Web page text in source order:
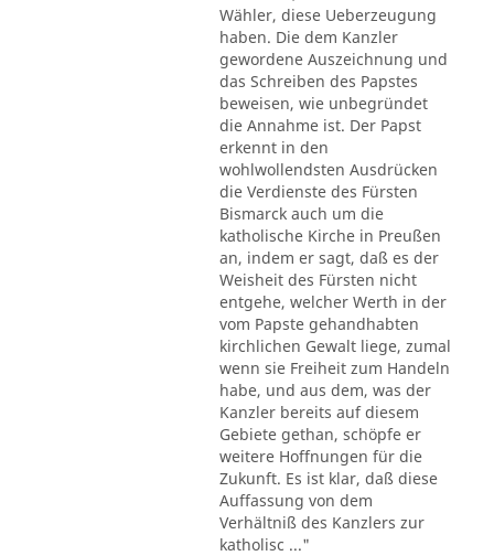
Wähler, diese Ueberzeugung
haben. Die dem Kanzler
gewordene Auszeichnung und
das Schreiben des Papstes
beweisen, wie unbegründet
die Annahme ist. Der Papst
erkennt in den
wohlwollendsten Ausdrücken
die Verdienste des Fürsten
Bismarck auch um die
katholische Kirche in Preußen
an, indem er sagt, daß es der
Weisheit des Fürsten nicht
entgehe, welcher Werth in der
vom Papste gehandhabten
kirchlichen Gewalt liege, zumal
wenn sie Freiheit zum Handeln
habe, und aus dem, was der
Kanzler bereits auf diesem
Gebiete gethan, schöpfe er
weitere Hoffnungen für die
Zukunft. Es ist klar, daß diese
Auffassung von dem
Verhältniß des Kanzlers zur
katholisc ..."